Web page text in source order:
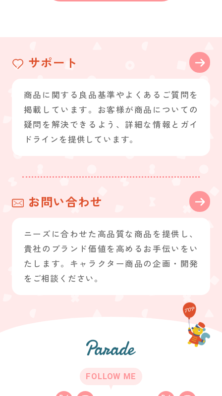
サポート
商品に関する良品基準やよくあるご質問を
掲載しています。お客様が商品についての
疑問を解決できるよう、詳細な情報とガイ
ドラインを提供しています。
お問い合わせ
ニーズに合わせた高品質な商品を提供し、
貴社のブランド価値を高めるお手伝いをい
たします。キャラクター商品の企画・開発
をご相談ください。
FOLLOW ME